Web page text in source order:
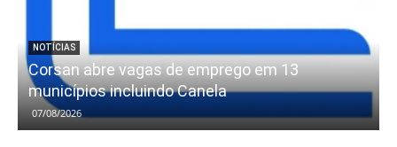
NOTÍCIAS
Corsan abre vagas de emprego em 13
municípios incluindo Canela
07/08/2026